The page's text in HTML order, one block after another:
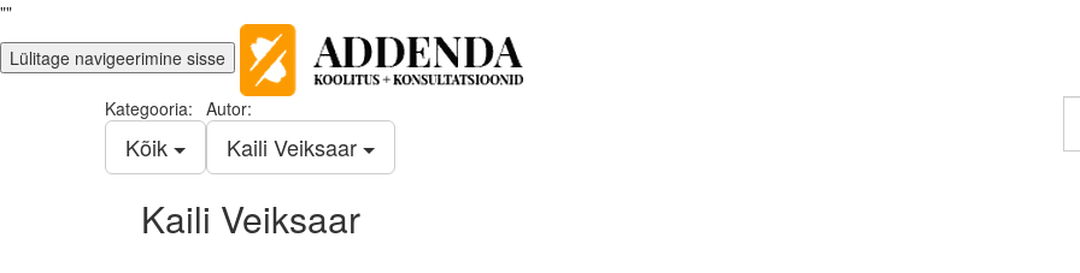
""
Lülitage navigeerimine sisse
Kategooria:
Kõik
Autor:
Kaili Veiksaar
Kaili Veiksaar